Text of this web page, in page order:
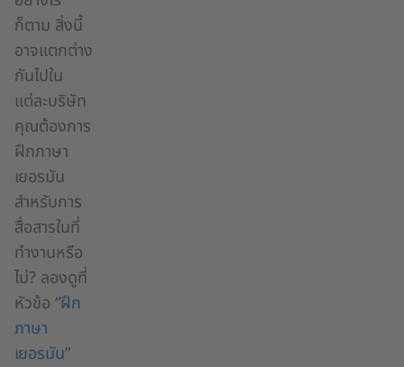
ก็ตาม สิ่งนี้
อาจแตกต่าง
กันไปใน
แต่ละบริษัท
คุณต้องการ
ฝึกภาษา
เยอรมัน
สำหรับการ
สื่อสารในที่
ทำงานหรือ
ไม่? ลองดูที่
หัวข้อ “ฝึก
ภาษา
เยอรมัน”